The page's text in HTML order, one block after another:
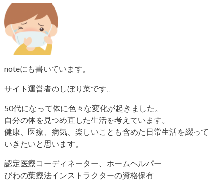
noteにも書いています。
サイト運営者のしぼり菜です。
50代になって体に色々な変化が起きました。
自分の体を見つめ直した生活を考えています。
健康、医療、病気、楽しいことも含めた日常生活を綴って
いきたいと思います。
認定医療コーディネーター、ホームヘルパー
びわの葉療法インストラクターの資格保有